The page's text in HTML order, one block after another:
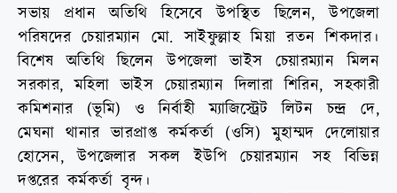
সভায় প্রধান অতিথি হিসেবে উপস্থিত ছিলেন, উপজেলা
পরিষদের চেয়ারম্যান মো. সাইফুল্লাহ মিয়া রতন শিকদার।
বিশেষ অতিথি ছিলেন উপজেলা ভাইস চেয়ারম্যান মিলন
সরকার, মহিলা ভাইস চেয়ারম্যান দিলারা শিরিন, সহকারী
কমিশনার (ভূমি) ও নির্বাহী ম্যাজিস্ট্রেট লিটন চন্দ্র দে,
মেঘনা থানার ভারপ্রাপ্ত কর্মকর্তা (ওসি) মুহাম্মদ দেলোয়ার
হোসেন, উপজেলার সকল ইউপি চেয়ারম্যান সহ বিভিন্ন
দপ্তরের কর্মকর্তা বৃন্দ।